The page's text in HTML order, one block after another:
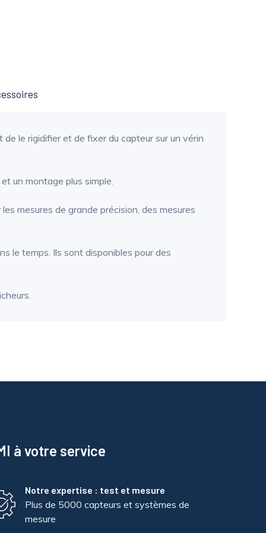
le rigidifier et de fixer du capteur sur un vérin
un montage plus simple.
mesures de grande précision, des mesures
le temps. Ils sont disponibles pour des
à votre service
Notre expertise : test et mesure
Plus de 5000 capteurs et systèmes de
mesure